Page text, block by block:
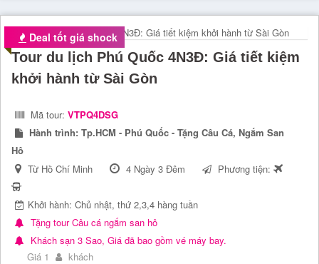
Deal tốt giá shock
Tour du lịch Phú Quốc 4N3Đ: Giá tiết kiệm
khởi hành từ Sài Gòn
Mã tour: VTPQ4DSG
Hành trình: Tp.HCM - Phú Quốc - Tặng Câu Cá, Ngắm San
Hô
Từ Hồ Chí Minh
4 Ngày 3 Đêm Phương tiện:
Khởi hành: Chủ nhật, thứ 2,3,4 hàng tuần
Tặng tour Câu cá ngắm san hô
Khách sạn 3 Sao, Giá đã bao gồm vé máy bay.
Giá 1
khách